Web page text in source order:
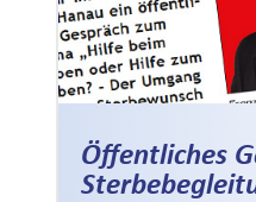
Öffentliches